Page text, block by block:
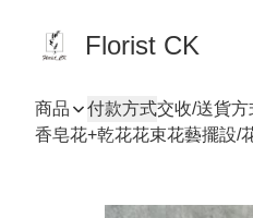
Florist CK
商品 付款方式交收/送貨方
香皂花+乾花花束花藝擺設/